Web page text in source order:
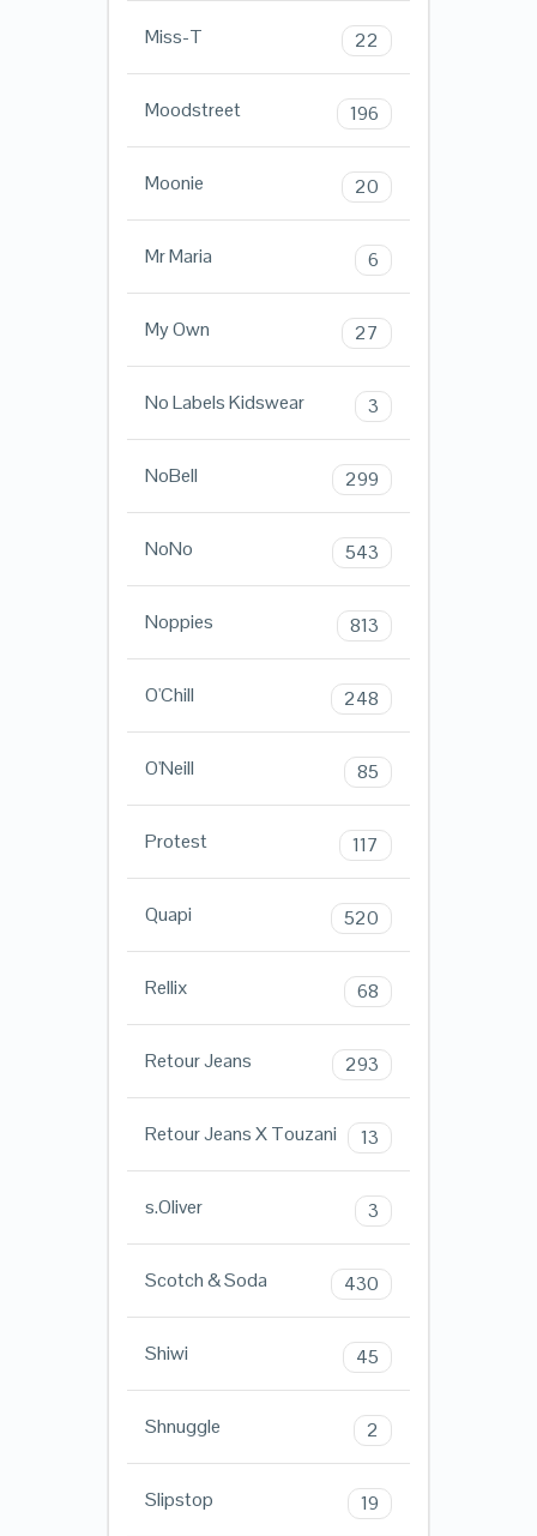
Miss-T 22
Moodstreet 196
Moonie 20
Mr Maria 6
My Own 27
No Labels Kidswear 3
NoBell 299
NoNo 543
Noppies 813
O'Chill 248
O'Neill 85
Protest 117
Quapi 520
Rellix 68
Retour Jeans 293
Retour Jeans X Touzani 13
s.Oliver 3
Scotch & Soda 430
Shiwi 45
Shnuggle 2
Slipstop 19